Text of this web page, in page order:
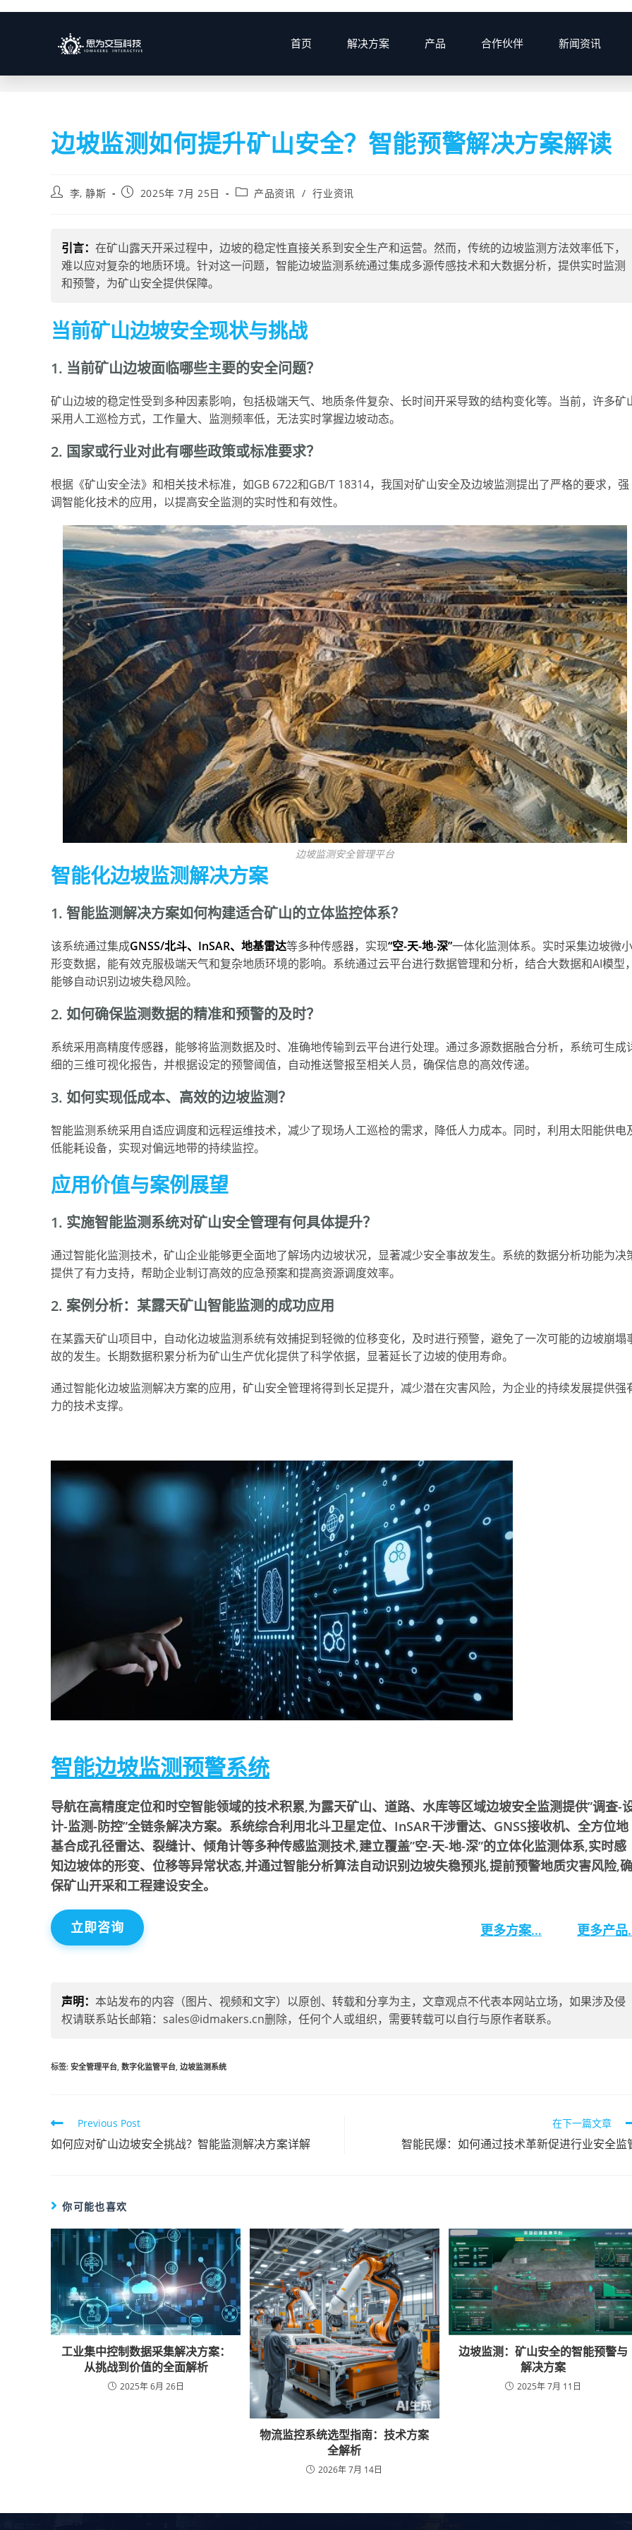
首页 解决方案 产品 合作伙伴 新闻资讯
博客 2025 > 7月
边坡监测如何提升矿山安全？智能预警解决方案解读
李, 静斯 2025年 7月 25日 产品资讯 / 行业资讯
引言： 在矿山露天开采过程中，边坡的稳定性直接关系到安全生产和运营。然而，传统的边坡监测方法效率低下，
难以应对复杂的地质环境。针对这一问题，智能边坡监测系统通过集成多源传感技术和大数据分析，提供实时监测
和预警，为矿山安全提供保障。
当前矿山边坡安全现状与挑战
1. 当前矿山边坡面临哪些主要的安全问题？
矿山边坡的稳定性受到多种因素影响，包括极端天气、地质条件复杂、长时间开采导致的结构变化等。当前，许多矿
采用人工巡检方式，工作量大、监测频率低，无法实时掌握边坡动态。
2. 国家或行业对此有哪些政策或标准要求？
根据《矿山安全法》和相关技术标准，如GB 6722和GB/T 18314，我国对矿山安全及边坡监测提出了严格的要求，强
调智能化技术的应用，以提高安全监测的实时性和有效性。
边坡监测安全管理平台
智能化边坡监测解决方案
1. 智能监测解决方案如何构建适合矿山的立体监控体系？
该系统通过集成GNSS/北斗、InSAR、地基雷达等多种传感器，实现“空-天-地-深”一体化监测体系。实时采集边坡微小
形变数据，能有效克服极端天气和复杂地质环境的影响。系统通过云平台进行数据管理和分析，结合大数据和AI模型
能够自动识别边坡失稳风险。
2. 如何确保监测数据的精准和预警的及时？
系统采用高精度传感器，能够将监测数据及时、准确地传输到云平台进行处理。通过多源数据融合分析，系统可生成
细的三维可视化报告，并根据设定的预警阈值，自动推送警报至相关人员，确保信息的高效传递。
3. 如何实现低成本、高效的边坡监测？
智能监测系统采用自适应调度和远程运维技术，减少了现场人工巡检的需求，降低人力成本。同时，利用太阳能供电
低能耗设备，实现对偏远地带的持续监控。
应用价值与案例展望
1. 实施智能监测系统对矿山安全管理有何具体提升？
通过智能化监测技术，矿山企业能够更全面地了解场内边坡状况，显著减少安全事故发生。系统的数据分析功能为决
提供了有力支持，帮助企业制订高效的应急预案和提高资源调度效率。
2. 案例分析：某露天矿山智能监测的成功应用
在某露天矿山项目中，自动化边坡监测系统有效捕捉到轻微的位移变化，及时进行预警，避免了一次可能的边坡崩塌
故的发生。长期数据积累分析为矿山生产优化提供了科学依据，显著延长了边坡的使用寿命。
通过智能化边坡监测解决方案的应用，矿山安全管理将得到长足提升，减少潜在灾害风险，为企业的持续发展提供强
力的技术支撑。
智能边坡监测预警系统
导航在高精度定位和时空智能领域的技术积累,为露天矿山、道路、水库等区域边坡安全监测提供”调查-
计-监测-防控”全链条解决方案。系统综合利用北斗卫星定位、InSAR干涉雷达、GNSS接收机、全方位地
基合成孔径雷达、裂缝计、倾角计等多种传感监测技术,建立覆盖”空-天-地-深”的立体化监测体系,实时感
知边坡体的形变、位移等异常状态,并通过智能分析算法自动识别边坡失稳预兆,提前预警地质灾害风险,确
保矿山开采和工程建设安全。
立即咨询 更多方案… 更多产
声明： 本站发布的内容（图片、视频和文字）以原创、转载和分享为主，文章观点不代表本网站立场，如果涉及侵
权请联系站长邮箱：sales@idmakers.cn删除，任何个人或组织，需要转载可以自行与原作者联系。
标签: 安全管理平台 数字化监管平台 边坡监测系统
Previous Post
如何应对矿山边坡安全挑战？智能监测解决方案详解
在下一篇文章
智能民爆：如何通过技术革新促进行业安全监
你可能也喜欢
工业集中控制数据采集解决方案：
从挑战到价值的全面解析
2025年 6月 26日
物流监控系统选型指南：技术方案
全解析
2026年 7月 14日
边坡监测：矿山安全的智能预警与
解决方案
2025年 7月 11日